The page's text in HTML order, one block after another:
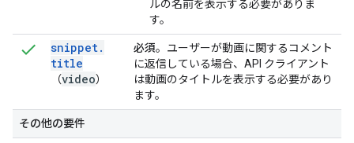
ルの名前を表示する必要がありま
す。
snippet.
title
（video）
必須。ユーザーが動画に関するコメント
に返信している場合、API クライアント
は動画のタイトルを表示する必要があり
ます。
その他の要件